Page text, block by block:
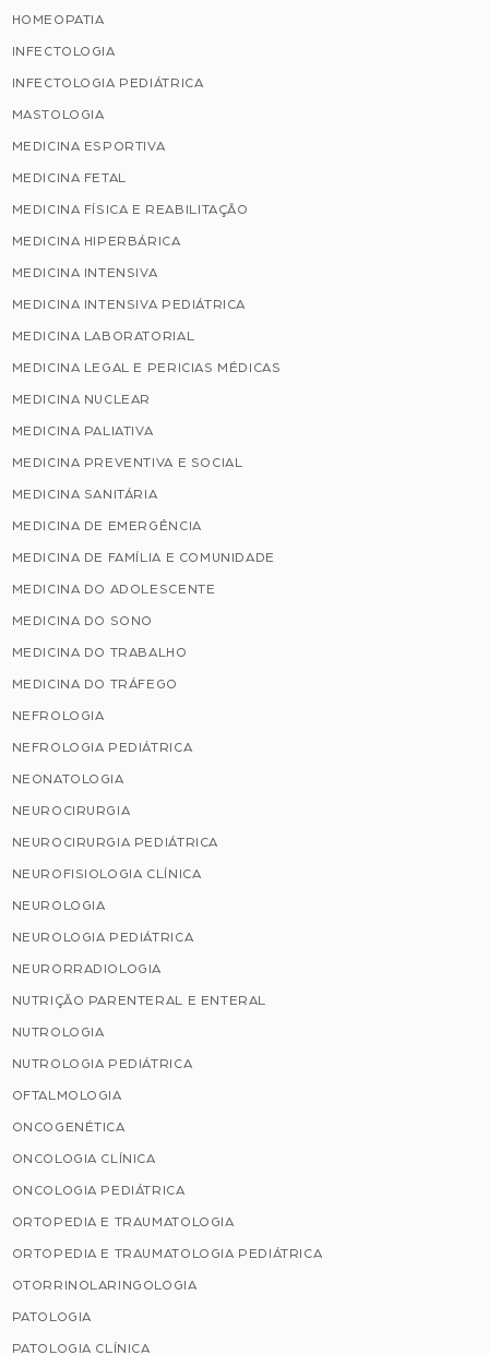
HOMEOPATIA
INFECTOLOGIA
INFECTOLOGIA PEDIÁTRICA
MASTOLOGIA
MEDICINA ESPORTIVA
MEDICINA FETAL
MEDICINA FÍSICA E REABILITAÇÃO
MEDICINA HIPERBÁRICA
MEDICINA INTENSIVA
MEDICINA INTENSIVA PEDIÁTRICA
MEDICINA LABORATORIAL
MEDICINA LEGAL E PERICIAS MÉDICAS
MEDICINA NUCLEAR
MEDICINA PALIATIVA
MEDICINA PREVENTIVA E SOCIAL
MEDICINA SANITÁRIA
MEDICINA DE EMERGÊNCIA
MEDICINA DE FAMÍLIA E COMUNIDADE
MEDICINA DO ADOLESCENTE
MEDICINA DO SONO
MEDICINA DO TRABALHO
MEDICINA DO TRÁFEGO
NEFROLOGIA
NEFROLOGIA PEDIÁTRICA
NEONATOLOGIA
NEUROCIRURGIA
NEUROCIRURGIA PEDIÁTRICA
NEUROFISIOLOGIA CLÍNICA
NEUROLOGIA
NEUROLOGIA PEDIÁTRICA
NEURORRADIOLOGIA
NUTRIÇÃO PARENTERAL E ENTERAL
NUTROLOGIA
NUTROLOGIA PEDIÁTRICA
OFTALMOLOGIA
ONCOGENÉTICA
ONCOLOGIA CLÍNICA
ONCOLOGIA PEDIÁTRICA
ORTOPEDIA E TRAUMATOLOGIA
ORTOPEDIA E TRAUMATOLOGIA PEDIÁTRICA
OTORRINOLARINGOLOGIA
PATOLOGIA
PATOLOGIA CLÍNICA